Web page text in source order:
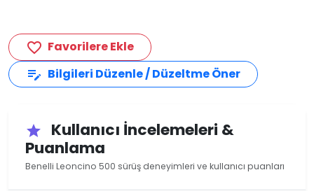
favorite_border Favorilere Ekle
edit_note Bilgileri Düzenle / Düzeltme Öner
star
Kullanıcı İncelemeleri &
Puanlama
Benelli Leoncino 500 sürüş deneyimleri ve kullanıcı puanları